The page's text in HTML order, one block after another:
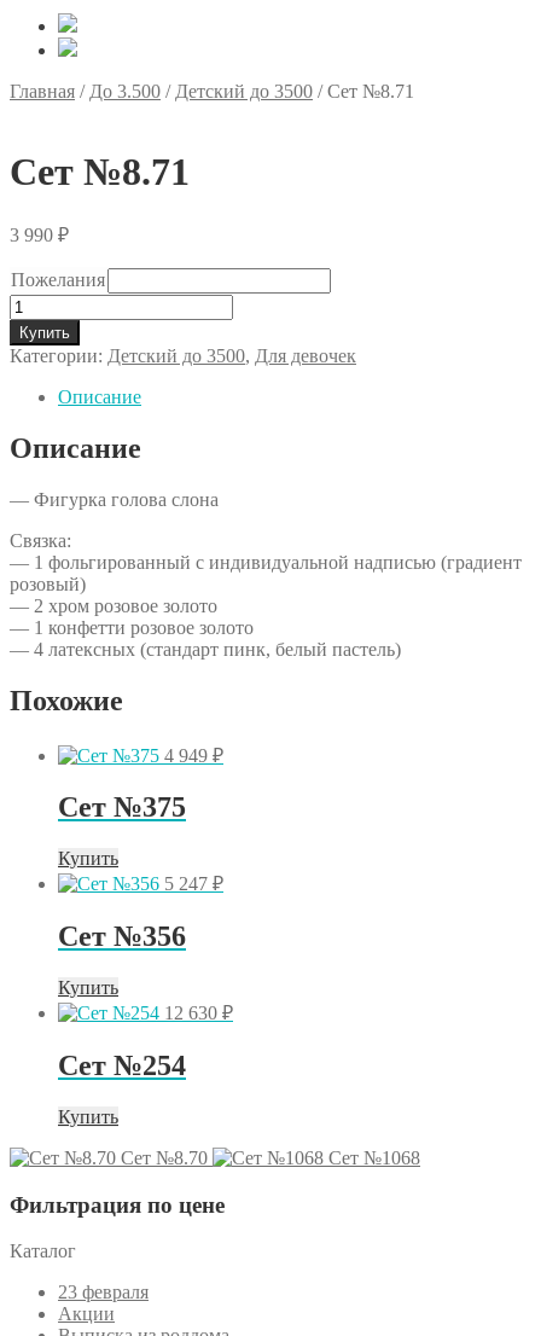
Главная / До 3.500 / Детский до 3500 /Сет №8.71
Сет №8.71
3 990 ₽
Пожелания
Количество
товара
Сет
№8.71
Купить
Категории: Детский до 3500, Для девочек
Описание
Описание
— Фигурка голова слона
Связка:
— 1 фольгированный с индивидуальной надписью (градиент
розовый)
— 2 хром розовое золото
— 1 конфетти розовое золото
— 4 латексных (стандарт пинк, белый пастель)
Похожие
4 949 ₽
Сет №375
Купить
5 247 ₽
Сет №356
Купить
12 630 ₽
Сет №254
Купить
Сет №8.70
Сет №1068
Фильтрация по цене
Каталог
23 февраля
Акции